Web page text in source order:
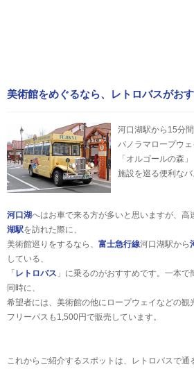
美術館をめぐるなら、レトロバスがお
河口湖駅から15分
パノラマロープウ
「オルゴールの森
施設を巡る便利なバ
河口湖へはお車で来る方が多いと思いますが、高
湖駅を訪れた際に、
美術館巡りをするなら、 富士急行線河口湖駅から
している、
「レトロバス 」に乗るのがおすすめです。一本で
同時に、
希望者には、美術館の他にロープウェイなどの観
フリーパスも1,500円で販売しています。
これからご紹介するスポットは、レトロバスで